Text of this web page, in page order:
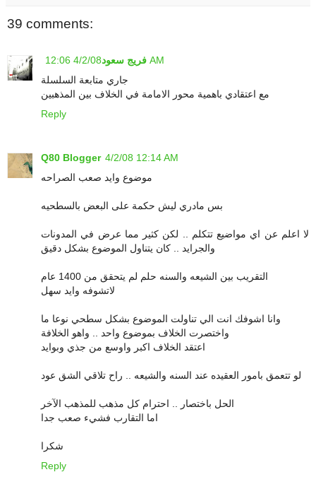
39 comments:
فريج سعود 4/2/08 12:06 AM
جاري متابعة السلسلة
مع اعتقادي باهمية محور الامامة في الخلاف بين المذهبين
Reply
Q80 Blogger 4/2/08 12:14 AM
موضوع وايد صعب الصراحه
بس مادري ليش حكمة على البعض بالسطحيه
لا اعلم عن اي مواضيع تتكلم .. لكن كثير مما عرض في المدونات
والجرايد .. كان يتناول الموضوع بشكل دقيق
التقريب بين الشيعه والسنه حلم لم يتحقق من 1400 عام
لاتشوفه وايد سهل
وانا اشوفك انت الي تناولت الموضوع بشكل سطحي نوعا ما
واختصرت الخلاف بموضوع واحد .. واهو الخلافة
اعتقد الخلاف اكبر واوسع من جذي وبوايد
لو تتعمق بامور العقيده عند السنه والشيعه .. راح تلاقي الشق عود
الحل باختصار .. احترام كل مذهب للمذهب الآخر
اما التقارب فشيء صعب جدا
شكرا
Reply